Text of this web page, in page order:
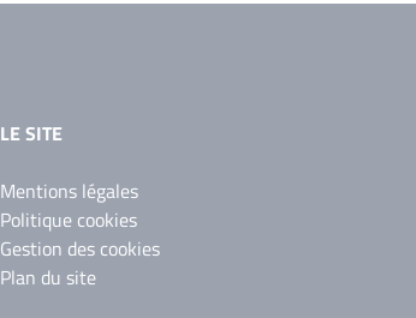
LE SITE
Mentions légales
Politique cookies
Gestion des cookies
Plan du site